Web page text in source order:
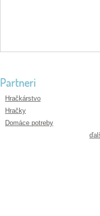
Partneri
Hračkárstvo
Hračky
Domáce potreby